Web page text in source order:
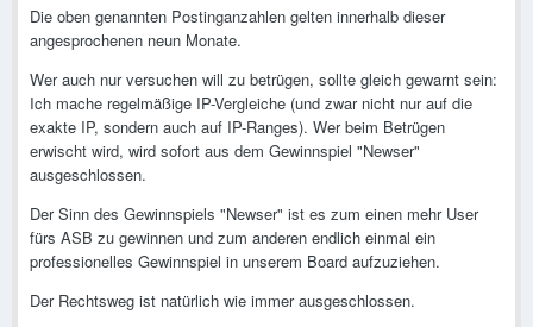
Die oben genannten Postinganzahlen gelten innerhalb dieser
angesprochenen neun Monate.
Wer auch nur versuchen will zu betrügen, sollte gleich gewarnt sein:
Ich mache regelmäßige IP-Vergleiche (und zwar nicht nur auf die
exakte IP, sondern auch auf IP-Ranges). Wer beim Betrügen
erwischt wird, wird sofort aus dem Gewinnspiel "Newser"
ausgeschlossen.
Der Sinn des Gewinnspiels "Newser" ist es zum einen mehr User
fürs ASB zu gewinnen und zum anderen endlich einmal ein
professionelles Gewinnspiel in unserem Board aufzuziehen.
Der Rechtsweg ist natürlich wie immer ausgeschlossen.